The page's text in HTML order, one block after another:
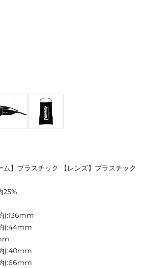
ム】プラスチック 【レンズ】プラスチック
25%
):136mm
):44mm
):40mm
):66mm